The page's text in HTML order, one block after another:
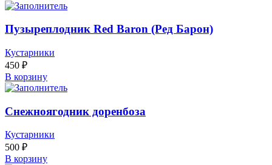
Пузыреплодник Red Baron (Ред Барон)
Кустарники
450 ₽
В корзину
Снежноягодник доренбоза
Кустарники
500 ₽
В корзину